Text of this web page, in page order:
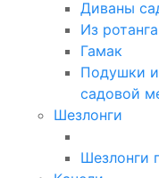
Диваны
Из ротанга
Гамак
Подушки
садовой
Шезлонги
Шезлонги